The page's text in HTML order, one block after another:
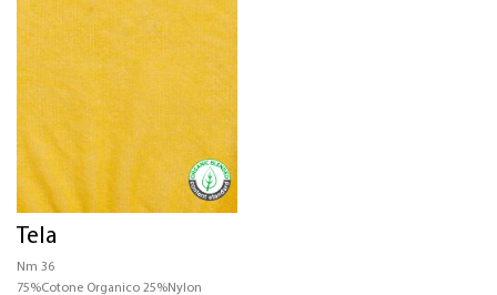
Tela
Nm 36
75%Cotone Organico 25%Nylon